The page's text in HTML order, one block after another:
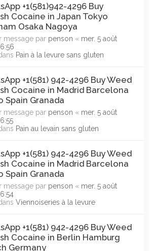
+1(581)942-4296 Buy
Cocaine in Japan Tokyo
Osaka Nagoya
message par penson « mer. 5 août
Pain à la levure sans gluten
+1(581) 942-4296 Buy Weed
Cocaine in Madrid Barcelona
Spain Granada
message par penson « mer. 5 août
Pain au levain sans gluten
+1(581) 942-4296 Buy Weed
Cocaine in Madrid Barcelona
Spain Granada
message par penson « mer. 5 août
Viennoiseries à la levure
+1(581) 942-4296 Buy Weed
Cocaine in Berlin Hamburg
Germany